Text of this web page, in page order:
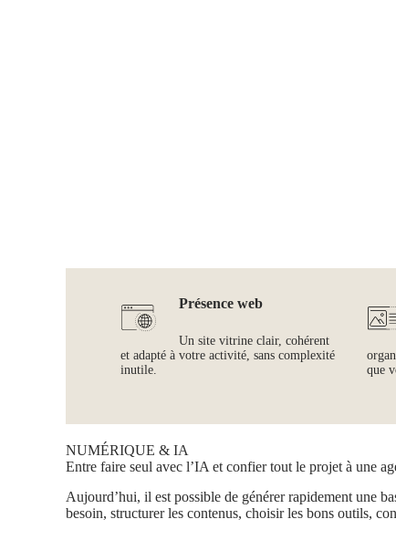
Présence web
Un site vitrine clair, cohérent
et adapté à votre activité, sans complexité
inutile.
que
NUMÉRIQUE & IA
Entre faire seul avec l’IA et confier tout le projet à une
Aujourd’hui, il est possible de générer rapidement une
besoin, structurer les contenus, choisir les bons outils,